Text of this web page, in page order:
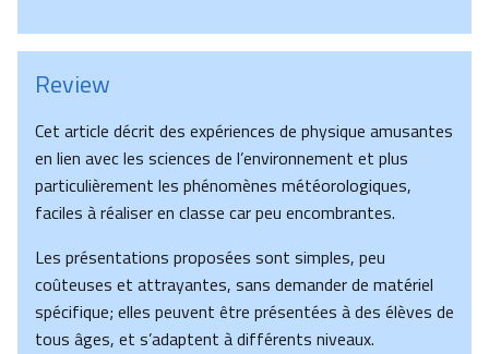
Review
Cet article décrit des expériences de physique amusantes
en lien avec les sciences de l’environnement et plus
particulièrement les phénomènes météorologiques,
faciles à réaliser en classe car peu encombrantes.
Les présentations proposées sont simples, peu
coûteuses et attrayantes, sans demander de matériel
spécifique; elles peuvent être présentées à des élèves de
tous âges, et s’adaptent à différents niveaux.